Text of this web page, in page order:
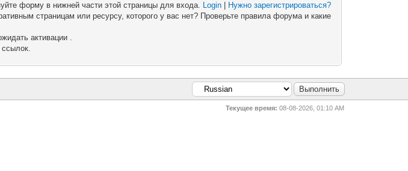
форму в нижней части этой страницы для входа. Login
Нужно зарегистрироваться?
страницам или ресурсу, которого у вас нет? Проверьте правила форума и какие
активации .
Текущее время: 08-08-2026, 01:10 AM